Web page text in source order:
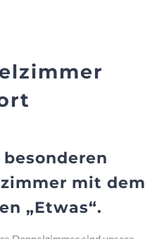
besonderen
mit dem
„Etwas“.